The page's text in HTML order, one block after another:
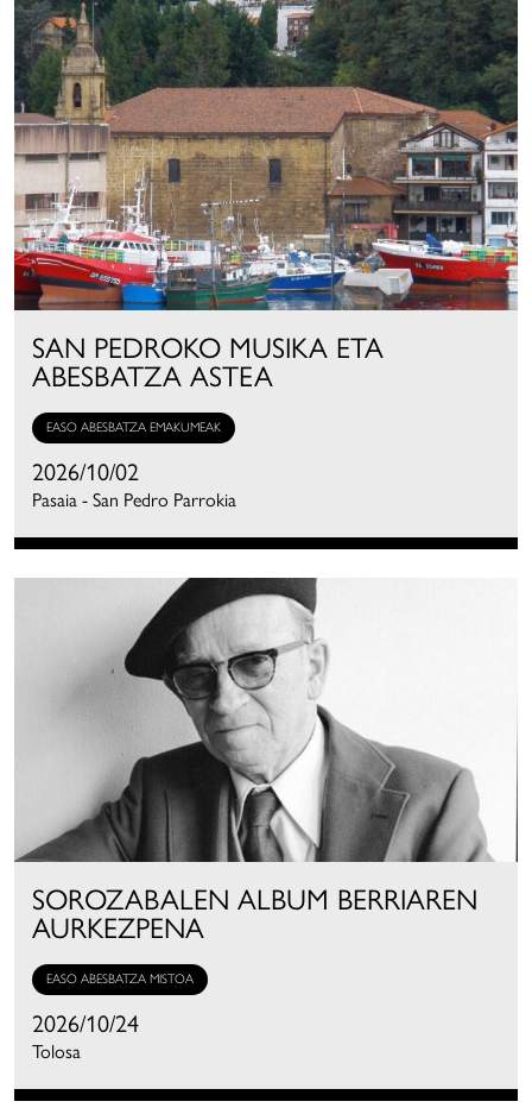
SAN PEDROKO MUSIKA ETA
ABESBATZA ASTEA
EASO ABESBATZA EMAKUMEAK
2026/10/02
Pasaia - San Pedro Parrokia
SOROZABALEN ALBUM BERRIAREN
AURKEZPENA
EASO ABESBATZA MISTOA
2026/10/24
Tolosa